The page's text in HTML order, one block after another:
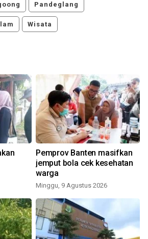
Pandeglang
Wisata
Pemprov Banten masifkan
jemput bola cek kesehatan
warga
Minggu, 9 Agustus 2026